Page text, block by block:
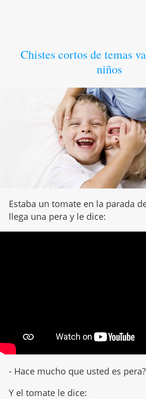
Chistes cortos de temas
niños
Estaba un tomate en la parada
llega una pera y le dice:
- Hace mucho que usted es pera?
Y el tomate le dice: